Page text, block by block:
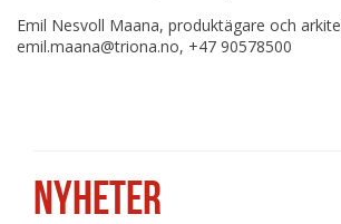
Emil Nesvoll Maana, produktägare och
emil.maana@triona.no, +47 90578500
NYHETER